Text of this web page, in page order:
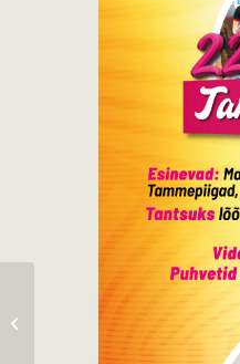
Tori jaanituli